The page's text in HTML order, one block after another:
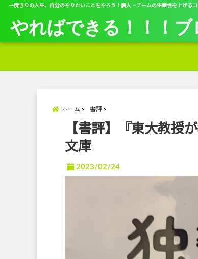
一度きりの人生、自分のやりたいことをやろう！個人・チームの生産性を上げる
やればできる！！！ブ
ホーム 書評
【書評】『東大教授
文庫
2023/02/24